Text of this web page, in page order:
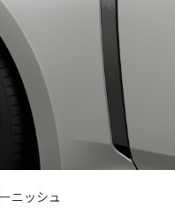
ニッシュ